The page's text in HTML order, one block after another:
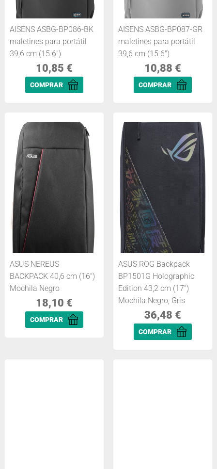
AISENS ASBG-BP086-BK
maletines para portátil
39,6 cm (15.6")
10,85 €
COMPRAR
AISENS ASBG-BP087-GR
maletines para portátil
39,6 cm (15.6")
10,88 €
COMPRAR
ASUS NEREUS
BACKPACK 40,6 cm (16")
Mochila Negro
18,10 €
COMPRAR
ASUS ROG Backpack
BP1501G Holographic
Edition 43,2 cm (17")
Mochila Negro, Gris
36,48 €
COMPRAR